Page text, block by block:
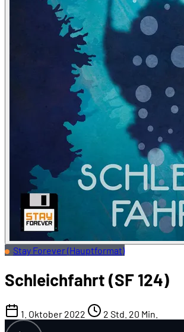
Stay Forever (Hauptformat)
Schleichfahrt (SF 124)
1. Oktober 2022 2 Std. 20 Min.